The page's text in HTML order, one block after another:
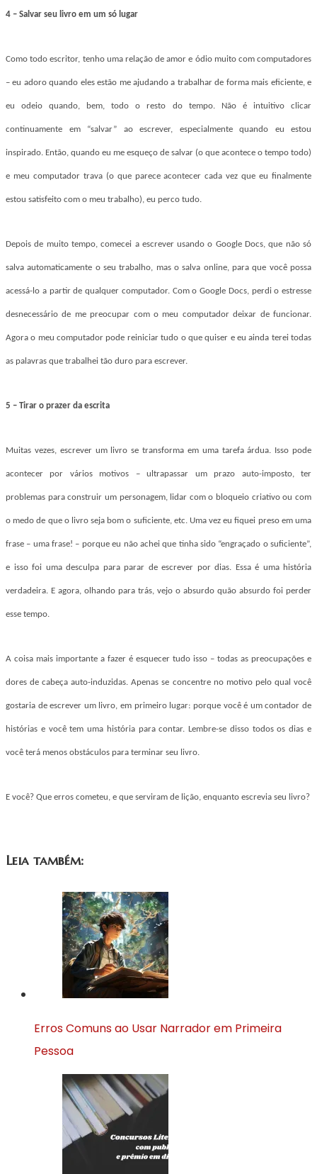
4 – Salvar seu livro em um só lugar
Como todo escritor, tenho uma relação de amor e ódio muito com computadores
– eu adoro quando eles estão me ajudando a trabalhar de forma mais eficiente, e
eu odeio quando, bem, todo o resto do tempo. Não é intuitivo clicar
continuamente em “salvar” ao escrever, especialmente quando eu estou
inspirado. Então, quando eu me esqueço de salvar (o que acontece o tempo todo)
e meu computador trava (o que parece acontecer cada vez que eu finalmente
estou satisfeito com o meu trabalho), eu perco tudo.
Depois de muito tempo, comecei a escrever usando o Google Docs, que não só
salva automaticamente o seu trabalho, mas o salva online, para que você possa
acessá-lo a partir de qualquer computador. Com o Google Docs, perdi o estresse
desnecessário de me preocupar com o meu computador deixar de funcionar.
Agora o meu computador pode reiniciar tudo o que quiser e eu ainda terei todas
as palavras que trabalhei tão duro para escrever.
5 – Tirar o prazer da escrita
Muitas vezes, escrever um livro se transforma em uma tarefa árdua. Isso pode
acontecer por vários motivos – ultrapassar um prazo auto-imposto, ter
problemas para construir um personagem, lidar com o bloqueio criativo ou com
o medo de que o livro seja bom o suficiente, etc. Uma vez eu fiquei preso em uma
frase – uma frase! – porque eu não achei que tinha sido “engraçado o suficiente”,
e isso foi uma desculpa para parar de escrever por dias. Essa é uma história
verdadeira. E agora, olhando para trás, vejo o absurdo quão absurdo foi perder
esse tempo.
A coisa mais importante a fazer é esquecer tudo isso – todas as preocupações e
dores de cabeça auto-induzidas. Apenas se concentre no motivo pelo qual você
gostaria de escrever um livro, em primeiro lugar: porque você é um contador de
histórias e você tem uma história para contar. Lembre-se disso todos os dias e
você terá menos obstáculos para terminar seu livro.
E você? Que erros cometeu, e que serviram de lição, enquanto escrevia seu livro?
Leia também:
Erros Comuns ao Usar Narrador em Primeira
Pessoa